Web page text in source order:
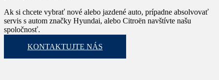
Ak si chcete vybrať nové alebo jazdené auto, prípadne absolvovať
servis s autom značky Hyundai, alebo Citroën navštívte našu
spoločnosť.
KONTAKTUJTE NÁS